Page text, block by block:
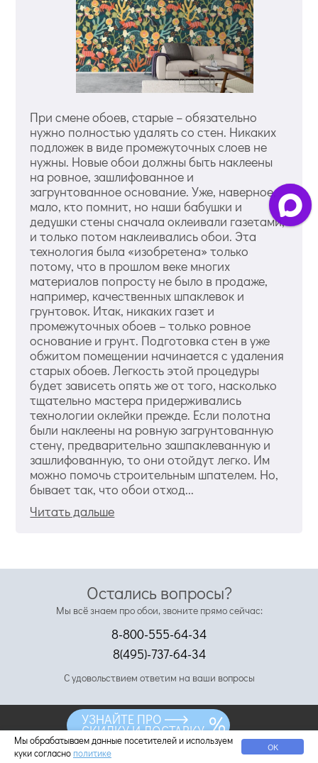
При смене обоев, старые – обязательно
нужно полностью удалять со стен. Никаких
подложек в виде промежуточных слоев не
нужны. Новые обои должны быть наклеены
на ровное, зашлифованное и
загрунтованное основание. Уже, наверное,
мало, кто помнит, но наши бабушки и
дедушки стены сначала оклеивали газетами,
и только потом наклеивались обои. Эта
технология была «изобретена» только
потому, что в прошлом веке многих
материалов попросту не было в продаже,
например, качественных шпаклевок и
грунтовок. Итак, никаких газет и
промежуточных обоев – только ровное
основание и грунт. Подготовка стен в уже
обжитом помещении начинается с удаления
старых обоев. Легкость этой процедуры
будет зависеть опять же от того, насколько
тщательно мастера придерживались
технологии оклейки прежде. Если полотна
были наклеены на ровную загрунтованную
стену, предварительно зашпаклеванную и
зашлифованную, то они отойдут легко. Им
можно помочь строительным шпателем. Но,
бывает так, что обои отход...
Читать дальше
Остались вопросы?
Мы всё знаем про обои, звоните прямо сейчас:
8-800-555-64-34
8(495)-737-64-34
С удовольствием ответим на ваши вопросы
Мы обрабатываем данные посетителей и используем
куки согласно политике ОК
8 800 555-64-34
8 495 737-64-34
УЗНАЙТЕ ПРО
СКИДКУ И ДОСТАВКУ